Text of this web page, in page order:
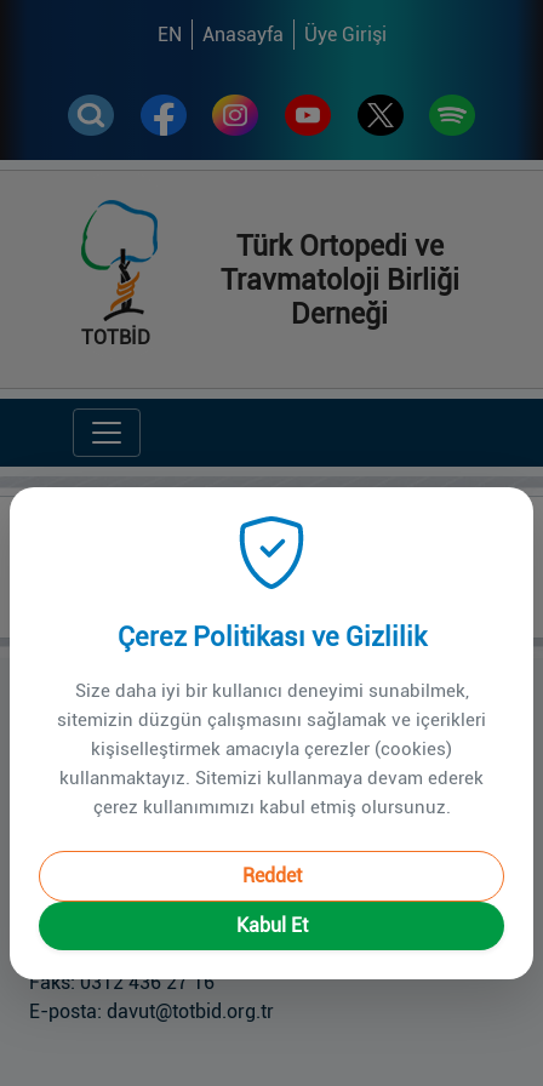
EN Anasayfa Üye Girişi
TOTBİD
Türk Ortopedi ve
Travmatoloji Birliği
Derneği
10. KEMİK VE YUMUŞAK DOKU
TÜMÖRLERİ TEMEL KURSU
27 - 28 KASIM 2020
ONLINE EĞİTİM TOPLANTISI
Başvuru formu için tıklayınız.
İletişim:
Tel: 0312 436 11 40 (204) / 0507 650 42 02
Faks: 0312 436 27 16
E-posta: davut@totbid.org.tr
Çerez Politikası ve Gizlilik
Size daha iyi bir kullanıcı deneyimi sunabilmek,
sitemizin düzgün çalışmasını sağlamak ve içerikleri
kişiselleştirmek amacıyla çerezler (cookies)
kullanmaktayız. Sitemizi kullanmaya devam ederek
çerez kullanımımızı kabul etmiş olursunuz.
Reddet
Kabul Et